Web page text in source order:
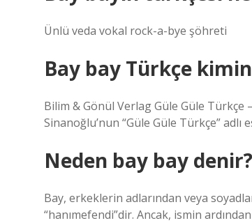
Ünlü veda vokal rock-a-bye şöhreti
Bay bay Türkçe
Bilim & Gönül Verlag Güle Güle Türkçe
Sinanoğlu’nun “Güle Güle Türkçe” adlı
Neden bay bay denir?
Bay, erkeklerin adlarından veya
“hanımefendi”dir. Ancak, ismin